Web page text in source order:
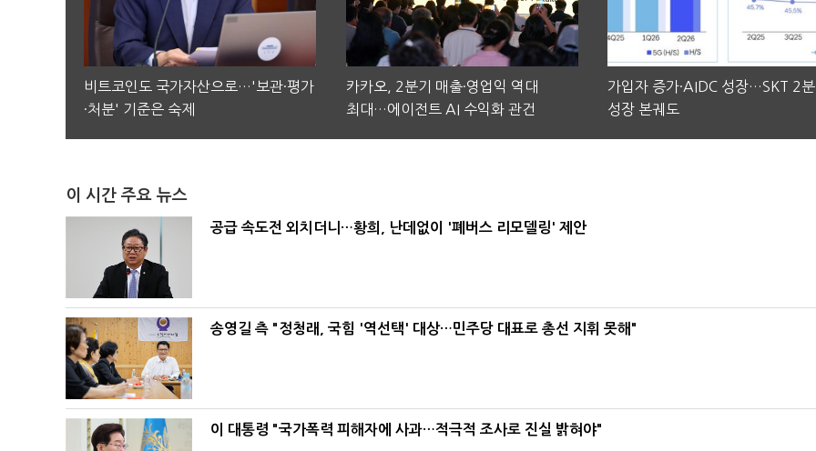
비트코인도 국가자산으로…'보관·평가
·처분' 기준은 숙제
카카오, 2분기 매출·영업익 역대
최대…에이전트 AI 수익화 관건
가입자 증가·AIDC 성장…SKT 2
성장 본궤도
이 시간 주요 뉴스
공급 속도전 외치더니…황희, 난데없이 '폐버스 리모델링' 제안
송영길 측 "정청래, 국힘 '역선택' 대상…민주당 대표로 총선 지휘 못해"
이 대통령 "국가폭력 피해자에 사과…적극적 조사로 진실 밝혀야"